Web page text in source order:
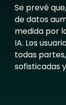
Se prevé
de datos
medida por
IA. Los
todas
sofisticadas